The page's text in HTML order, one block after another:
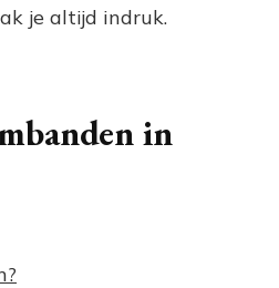
je altijd indruk.
in